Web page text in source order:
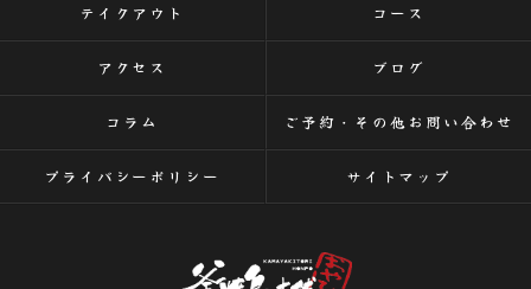
テイクアウト コース
アクセス ブログ
コラム ご予約・その他お問い合わせ
プライバシーポリシー サイトマップ